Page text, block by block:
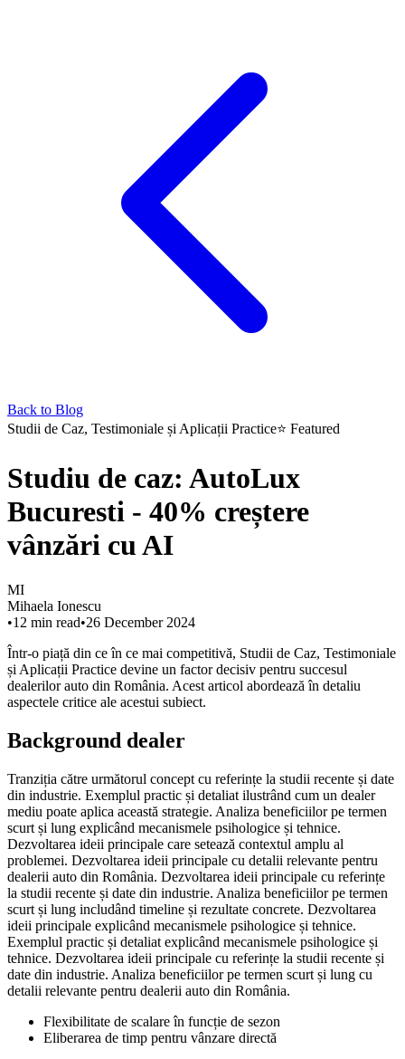
Back to Blog
Studii de Caz, Testimoniale și Aplicații Practice⭐ Featured
Studiu de caz: AutoLux
Bucuresti - 40% creștere
vânzări cu AI
MI
Mihaela Ionescu
•12 min read•26 December 2024
Într-o piață din ce în ce mai competitivă, Studii de Caz, Testimoniale
și Aplicații Practice devine un factor decisiv pentru succesul
dealerilor auto din România. Acest articol abordează în detaliu
aspectele critice ale acestui subiect.
Background dealer
Tranziția către următorul concept cu referințe la studii recente și date
din industrie. Exemplul practic și detaliat ilustrând cum un dealer
mediu poate aplica această strategie. Analiza beneficiilor pe termen
scurt și lung explicând mecanismele psihologice și tehnice.
Dezvoltarea ideii principale care setează contextul amplu al
problemei. Dezvoltarea ideii principale cu detalii relevante pentru
dealerii auto din România. Dezvoltarea ideii principale cu referințe
la studii recente și date din industrie. Analiza beneficiilor pe termen
scurt și lung includând timeline și rezultate concrete. Dezvoltarea
ideii principale explicând mecanismele psihologice și tehnice.
Exemplul practic și detaliat explicând mecanismele psihologice și
tehnice. Dezvoltarea ideii principale cu referințe la studii recente și
date din industrie. Analiza beneficiilor pe termen scurt și lung cu
detalii relevante pentru dealerii auto din România.
Flexibilitate de scalare în funcție de sezon
Eliberarea de timp pentru vânzare directă